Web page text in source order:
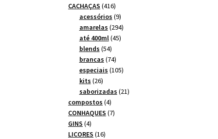
produtos
CACHAÇAS 416416
produtos
acessórios 99
produtos
amarelas 294294
até 400ml 4545
blends 5454
produtos
brancas 7474
produtos
especiais 105105
kits 2626
produtos
saborizadas 2121
compostos 44
produtos
CONHAQUES 77
GINS 44
produtos
LICORES 1616